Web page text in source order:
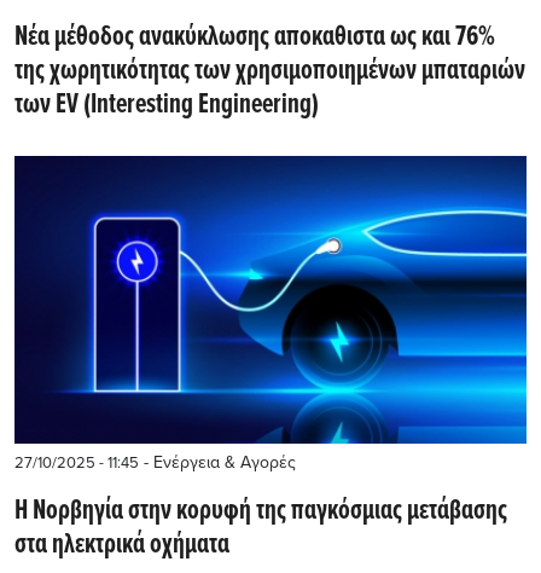
Νέα μέθοδος ανακύκλωσης αποκαθιστα ως και 76%
της χωρητικότητας των χρησιμοποιημένων μπαταριών
των EV (Interesting Engineering)
27/10/2025 - 11:45 - Ενέργεια & Αγορές
Η Νορβηγία στην κορυφή της παγκόσμιας μετάβασης
στα ηλεκτρικά οχήματα